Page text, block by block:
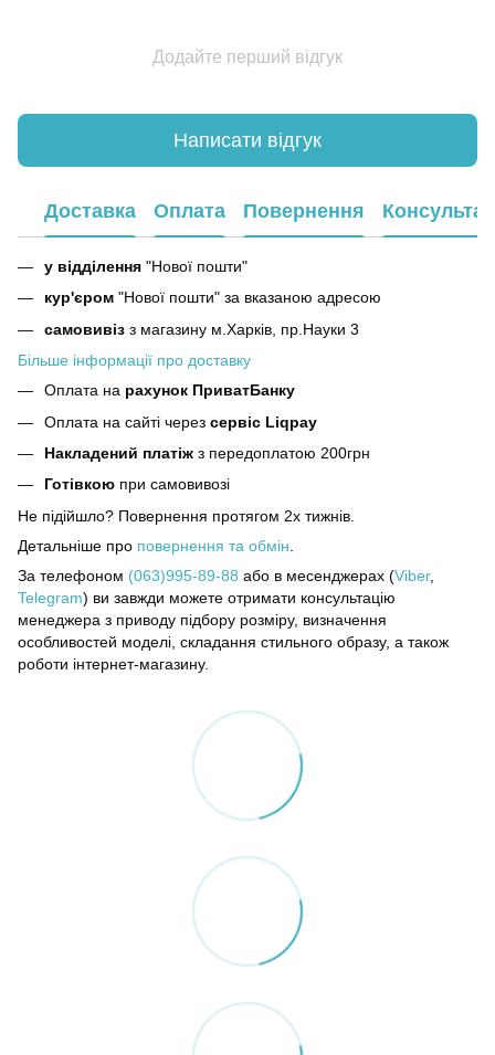
Додайте перший відгук
Написати відгук
Доставка Оплата Повернення
у відділення "Нової пошти"
кур'єром "Нової пошти" за вказаною адресою
самовивіз з магазину м.Харків, пр.Науки 3
Більше інформації про доставку
Оплата на рахунок ПриватБанку
Оплата на сайті через сервіс Liqpay
Накладений платіж з передоплатою 200грн
Готівкою при самовивозі
Не підійшло? Повернення протягом 2х тижнів.
Детальніше про повернення та обмін
За телефоном (063)995-89-88 або в месенджерах (Viber,
Telegram) ви завжди можете отримати консультацію
менеджера з приводу підбору розміру, визначення
особливостей моделі, складання стильного образу, а також
роботи інтернет-магазину.